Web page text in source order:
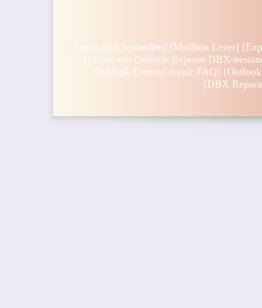
Lezen dbx bestanden] [Mailbox Lezer] [
[ Lezen van Outlook Express DBX-
[ Outlook Express repair FAQ] [
[DBX